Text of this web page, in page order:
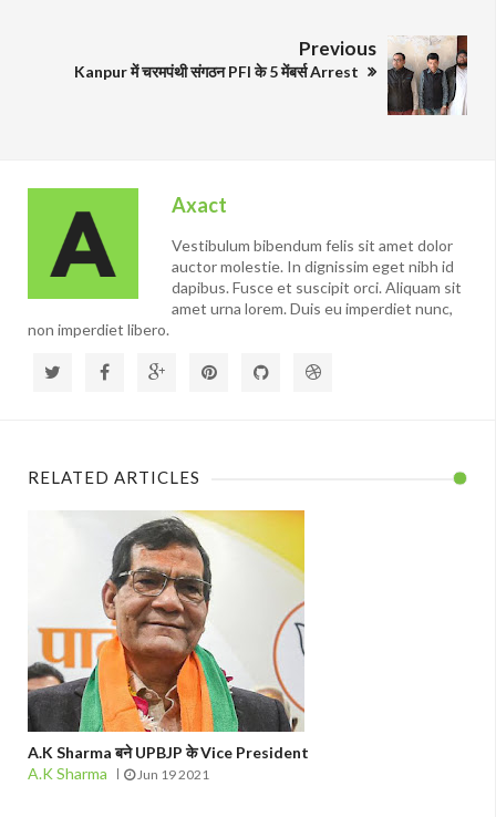
Previous
Kanpur में चरमपंथी संगठन PFI के 5 मेंबर्स Arrest
Axact
Vestibulum bibendum felis sit amet dolor
auctor molestie. In dignissim eget nibh id
dapibus. Fusce et suscipit orci. Aliquam sit
amet urna lorem. Duis eu imperdiet nunc,
non imperdiet libero.
RELATED ARTICLES
A.K Sharma बने UPBJP के Vice President
A.K Sharma
Jun 19 2021